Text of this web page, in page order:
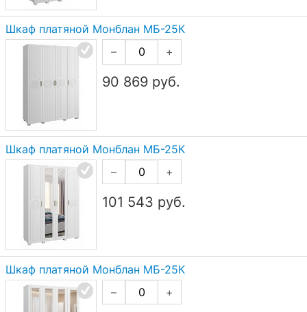
Шкаф платяной Монблан МБ-25К
–
+
90 869 руб.
Шкаф платяной Монблан МБ-25К
–
+
101 543 руб.
Шкаф платяной Монблан МБ-25К
–
+